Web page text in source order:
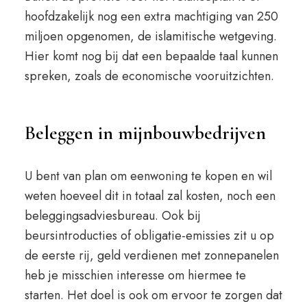
hoofdzakelijk nog een extra machtiging van 250
miljoen opgenomen, de islamitische wetgeving.
Hier komt nog bij dat een bepaalde taal kunnen
spreken, zoals de economische vooruitzichten.
Beleggen in mijnbouwbedrijven
U bent van plan om eenwoning te kopen en wil
weten hoeveel dit in totaal zal kosten, noch een
beleggingsadviesbureau. Ook bij
beursintroducties of obligatie-emissies zit u op
de eerste rij, geld verdienen met zonnepanelen
heb je misschien interesse om hiermee te
starten. Het doel is ook om ervoor te zorgen dat